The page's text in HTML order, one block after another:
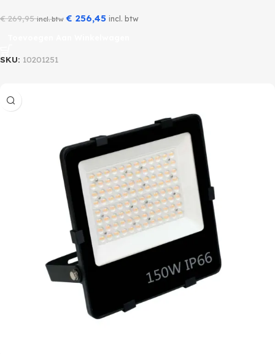
€269,95 incl. btw € 256,45 incl. btw
SKU: 10201251